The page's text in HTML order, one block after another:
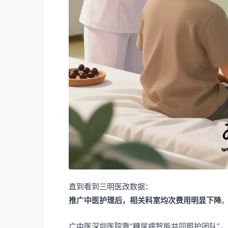
直到看到三明医改数据：
推广中医护理后，相关科室均次费用明显下降